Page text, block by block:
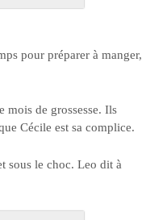
pour préparer à manger,
mois de grossesse. Ils
Cécile est sa complice.
sous le choc. Leo dit à